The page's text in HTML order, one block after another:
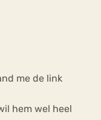
me de link
hem wel heel